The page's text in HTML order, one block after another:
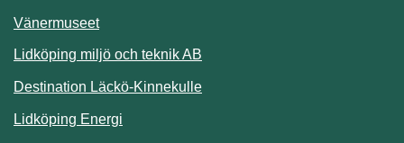
Vänermuseet
Lidköping miljö och teknik AB
Destination Läckö-KinnekulleLänk till annan webbplats.
Lidköping Energi